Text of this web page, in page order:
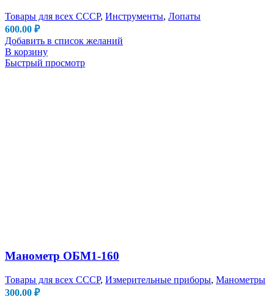
Товары для всех СССР, Инструменты, Лопаты
600.00 ₽
Добавить в список желаний
В корзину
Быстрый просмотр
Манометр ОБМ1-160
Товары для всех СССР, Измерительные приборы, Манометры
300.00 ₽